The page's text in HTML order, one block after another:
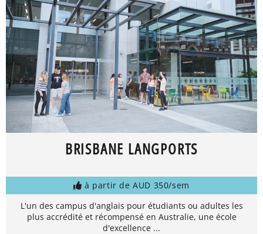
BRISBANE LANGPORTS
à partir de AUD 350/sem
L'un des campus d'anglais pour étudiants ou adultes les
plus accrédité et récompensé en Australie, une école
d'excellence ...